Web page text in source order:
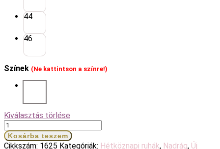
44
46
Színek (Ne kattintson a színre!)
Kiválasztás törlése
Robell
ocelot
téli
Kosárba teszem
Cikkszám: 1625 Kategóriák: Hétköznapi ruhák, Nadrág, Új